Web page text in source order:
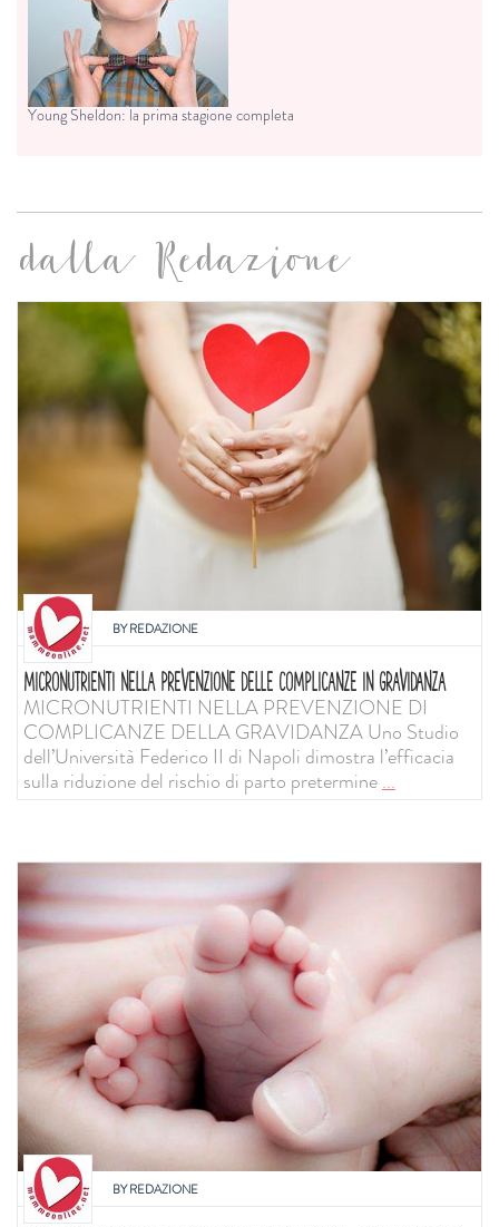
Young Sheldon: la prima stagione completa
dalla Redazione
BYREDAZIONE
MICRONUTRIENTI NELLA PREVENZIONE DELLE COMPLICANZE IN GRAVIDANZA
MICRONUTRIENTI NELLA PREVENZIONE DI
COMPLICANZE DELLA GRAVIDANZA Uno Studio
dell’Università Federico II di Napoli dimostra l’efficacia
sulla riduzione del rischio di parto pretermine...
BYREDAZIONE